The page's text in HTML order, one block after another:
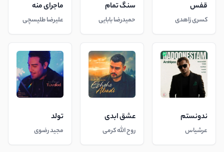
قفس
کسری زاهدی
سنگ تمام
حمیدرضا بابایی
ماجرای منه
علیرضا طلیسچی
ندونستم
عرشیاس
عشق ابدی
روح الله کرمی
تولد
مجید رضوی